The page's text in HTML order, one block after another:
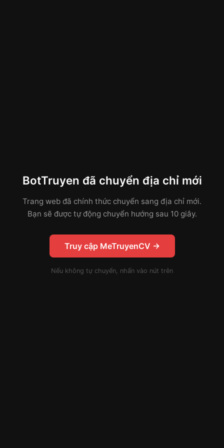
BotTruyen đã chuyển địa chỉ mới
Trang web đã chính thức chuyển sang địa chỉ mới.
Bạn sẽ được tự động chuyển hướng sau 10 giây.
Truy cập MeTruyenCV →
Nếu không tự chuyển, nhấn vào nút trên